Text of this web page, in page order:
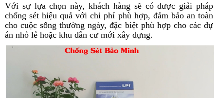
Với sự lựa chọn này, khách hàng sẽ có được giải pháp
chống sét hiệu quả với chi phí phù hợp, đảm bảo an toàn
cho cuộc sống thường ngày, đặc biệt phù hợp cho các dự
án nhỏ lẻ hoặc khu dân cư mới xây dựng.